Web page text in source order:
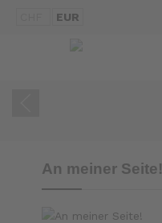
EUR
An meiner Seite!